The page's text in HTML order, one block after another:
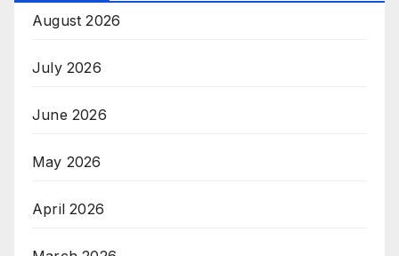
August 2026
July 2026
June 2026
May 2026
April 2026